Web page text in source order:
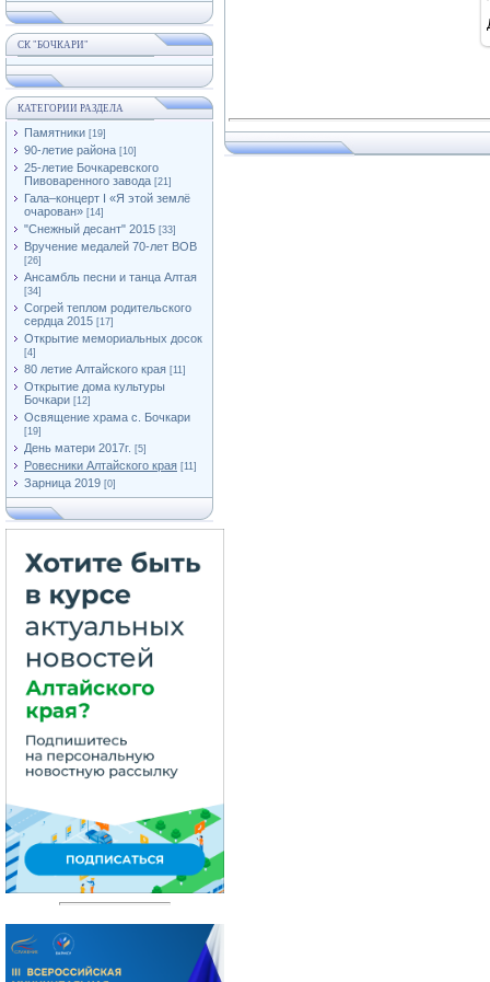
СК "БОЧКАРИ"
КАТЕГОРИИ РАЗДЕЛА
Памятники [19]
90-летие района [10]
25-летие Бочкаревского
Пивоваренного завода [21]
Гала–концерт I «Я этой землё
очарован» [14]
"Снежный десант" 2015 [33]
Вручение медалей 70-лет ВОВ
[26]
Ансамбль песни и танца Алтая
[34]
Согрей теплом родительского
сердца 2015 [17]
Открытие мемориальных досок
[4]
80 летие Алтайского края [11]
Открытие дома культуры
Бочкари [12]
Освящение храма с. Бочкари
[19]
День матери 2017г. [5]
Ровесники Алтайского края [11]
Зарница 2019 [0]